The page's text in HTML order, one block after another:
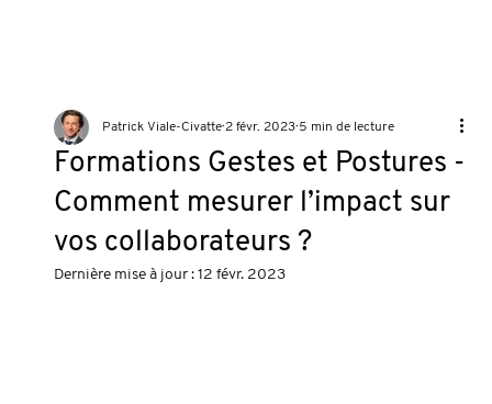
Formations Gestes et Postures -
Comment mesurer l’impact sur
vos collaborateurs ?
Patrick Viale-Civatte 2 févr. 2023 5 min de lecture
Dernière mise à jour : 12 févr. 2023